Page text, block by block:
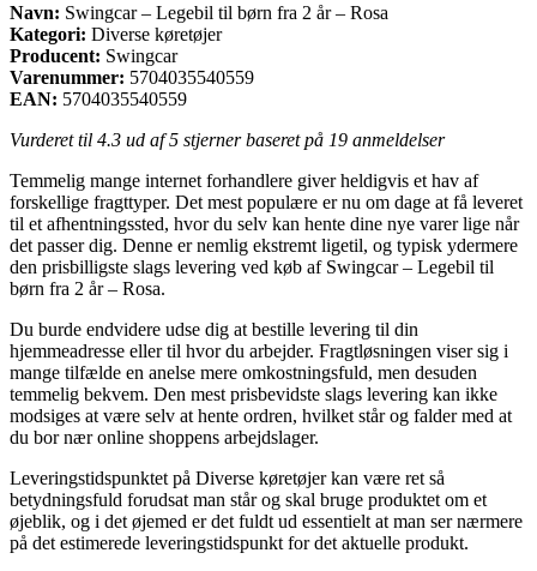
Navn: Swingcar – Legebil til børn fra 2 år – Rosa
Kategori: Diverse køretøjer
Producent: Swingcar
Varenummer: 5704035540559
EAN: 5704035540559
Vurderet til 4.3 ud af 5 stjerner baseret på 19 anmeldelser
Temmelig mange internet forhandlere giver heldigvis et hav af
forskellige fragttyper. Det mest populære er nu om dage at få leveret
til et afhentningssted, hvor du selv kan hente dine nye varer lige når
det passer dig. Denne er nemlig ekstremt ligetil, og typisk ydermere
den prisbilligste slags levering ved køb af Swingcar – Legebil til
børn fra 2 år – Rosa.
Du burde endvidere udse dig at bestille levering til din
hjemmeadresse eller til hvor du arbejder. Fragtløsningen viser sig i
mange tilfælde en anelse mere omkostningsfuld, men desuden
temmelig bekvem. Den mest prisbevidste slags levering kan ikke
modsiges at være selv at hente ordren, hvilket står og falder med at
du bor nær online shoppens arbejdslager.
Leveringstidspunktet på Diverse køretøjer kan være ret så
betydningsfuld forudsat man står og skal bruge produktet om et
øjeblik, og i det øjemed er det fuldt ud essentielt at man ser nærmere
på det estimerede leveringstidspunkt for det aktuelle produkt.